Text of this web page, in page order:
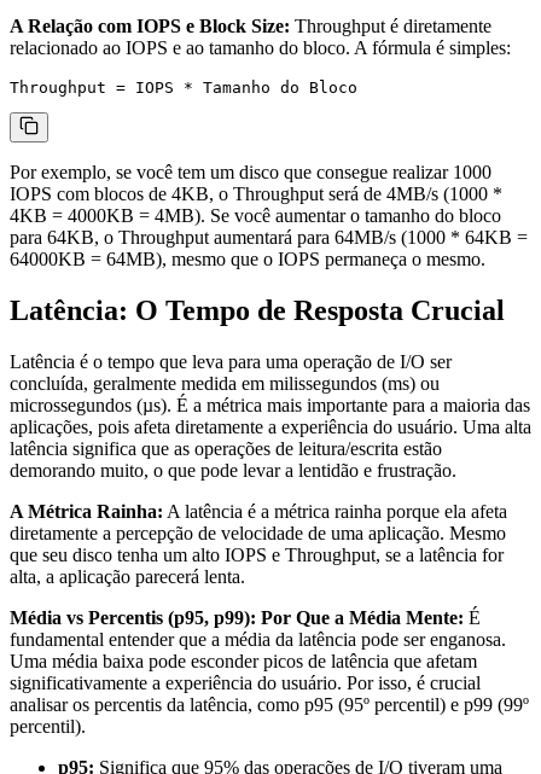
A Relação com IOPS e Block Size: Throughput é diretamente
relacionado ao IOPS e ao tamanho do bloco. A fórmula é simples:
Por exemplo, se você tem um disco que consegue realizar 1000
IOPS com blocos de 4KB, o Throughput será de 4MB/s (1000 *
4KB = 4000KB = 4MB). Se você aumentar o tamanho do bloco
para 64KB, o Throughput aumentará para 64MB/s (1000 * 64KB =
64000KB = 64MB), mesmo que o IOPS permaneça o mesmo.
Latência: O Tempo de Resposta Crucial
Latência é o tempo que leva para uma operação de I/O ser
concluída, geralmente medida em milissegundos (ms) ou
microssegundos (µs). É a métrica mais importante para a maioria das
aplicações, pois afeta diretamente a experiência do usuário. Uma alta
latência significa que as operações de leitura/escrita estão
demorando muito, o que pode levar a lentidão e frustração.
A Métrica Rainha: A latência é a métrica rainha porque ela afeta
diretamente a percepção de velocidade de uma aplicação. Mesmo
que seu disco tenha um alto IOPS e Throughput, se a latência for
alta, a aplicação parecerá lenta.
Média vs Percentis (p95, p99): Por Que a Média Mente: É
fundamental entender que a média da latência pode ser enganosa.
Uma média baixa pode esconder picos de latência que afetam
significativamente a experiência do usuário. Por isso, é crucial
analisar os percentis da latência, como p95 (95º percentil) e p99 (99º
percentil).
p95: Significa que 95% das operações de I/O tiveram uma